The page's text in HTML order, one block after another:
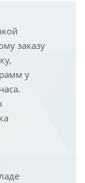
заказу
у